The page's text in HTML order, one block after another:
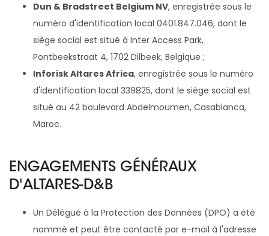
Dun & Bradstreet Belgium NV, enregistrée sous le
numéro d'identification local 0401.847.046, dont le
siège social est situé à Inter Access Park,
Pontbeekstraat 4, 1702 Dilbeek, Belgique ;
Inforisk Altares Africa, enregistrée sous le numéro
d'identification local 339825, dont le siège social est
situé au 42 boulevard Abdelmoumen, Casablanca,
Maroc.
ENGAGEMENTS GÉNÉRAUX
D'ALTARES-D&B
Un Délégué à la Protection des Données (DPO) a été
nommé et peut être contacté par e-mail à l'adresse